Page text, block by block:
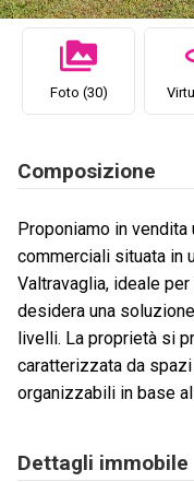
Foto (30)
Composizione
Proponiamo in
commerciali situata in
Valtravaglia, ideale
desidera una
livelli. La proprietà si
caratterizzata da
organizzabili in base
Dettagli immobile